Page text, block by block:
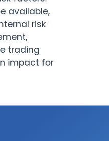
& Nieuws
In-platform functies
Rapportage
available,
risk
trading
impact for